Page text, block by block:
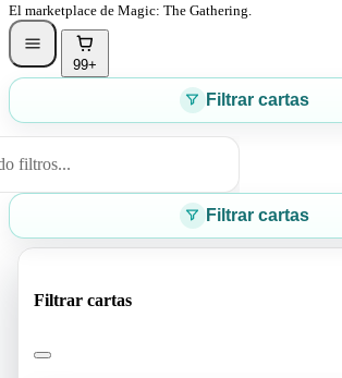
El marketplace de Magic: The Gathering.
99+
Filtrar cartas
filtros...
Filtrar cartas
Filtrar cartas